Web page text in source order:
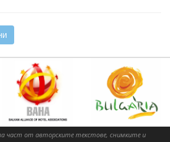
част от авторските текстове, снимките и